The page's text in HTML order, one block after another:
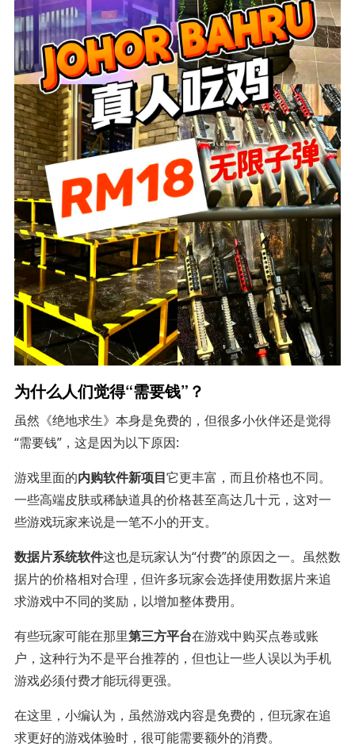
为什么人们觉得“需要钱”？
虽然《绝地求生》本身是免费的，但很多小伙伴还是觉得
“需要钱”，这是因为以下原因:
游戏里面的内购软件新项目它更丰富，而且价格也不同。
一些高端皮肤或稀缺道具的价格甚至高达几十元，这对一
些游戏玩家来说是一笔不小的开支。
数据片系统软件这也是玩家认为“付费”的原因之一。虽然数
据片的价格相对合理，但许多玩家会选择使用数据片来追
求游戏中不同的奖励，以增加整体费用。
有些玩家可能在那里第三方平台在游戏中购买点卷或账
户，这种行为不是平台推荐的，但也让一些人误以为手机
游戏必须付费才能玩得更强。
在这里，小编认为，虽然游戏内容是免费的，但玩家在追
求更好的游戏体验时，很可能需要额外的消费。